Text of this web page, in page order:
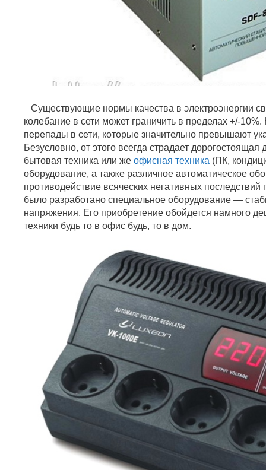
Существующие нормы качества в электроэнергии
колебание в сети может граничить в пределах +/-
перепады в сети, которые значительно превышают
Безусловно, от этого всегда страдает
бытовая техника или же офисная техника (ПК,
оборудование, а также различное автоматическое
противодействие всяческих негативных последствий
было разработано специальное оборудование —
напряжения. Его приобретение обойдется намного
техники будь то в офис будь, то в дом.